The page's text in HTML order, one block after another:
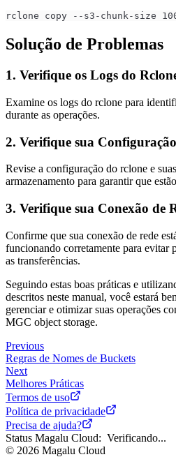
rclone copy --s3-chunk-size
Solução de Problemas
1. Verifique os Logs do
Examine os logs do rclone para
durante as operações.
2. Verifique sua Configuração
Revise a configuração do rclone e
armazenamento para garantir que
3. Verifique sua Conexão de
Confirme que sua conexão de rede
funcionando corretamente para evitar
as transferências.
Seguindo estas boas práticas e
descritos neste manual, você estará
gerenciar e otimizar suas operações
MGC object storage.
Previous
Regras de Nomes de Buckets
Next
Melhores Práticas
Termos de uso
Política de privacidade
Precisa de ajuda?
Status Magalu Cloud: Verificando...
© 2026 Magalu Cloud